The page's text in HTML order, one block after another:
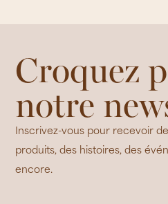
Croquez
notre
Inscrivez-vous pour recevoir
produits, des histoires, des
encore.